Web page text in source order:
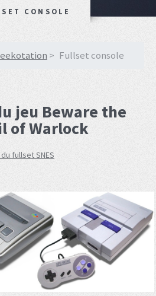
CONSOLE
Fullset console
jeu Beware the
of Warlock
fullset SNES